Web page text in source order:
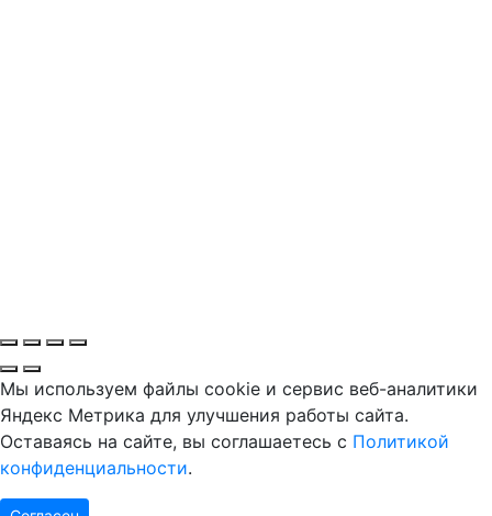
Мы используем файлы cookie и сервис веб-аналитики
Яндекс Метрика для улучшения работы сайта.
Оставаясь на сайте, вы соглашаетесь с Политикой
конфиденциальности.